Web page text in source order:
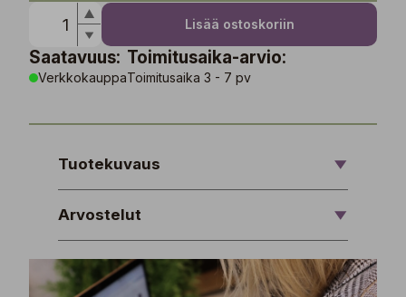
Lisää ostoskoriin
Saatavuus:
Verkkokauppa
Toimitusaika-arvio:
Toimitusaika 3 - 7 pv
Tuotekuvaus
Arvostelut